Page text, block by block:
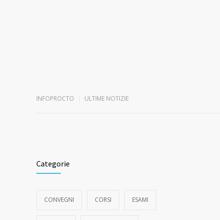
INFOPROCTO ULTIME NOTIZIE
Categorie
CONVEGNI CORSI ESAMI